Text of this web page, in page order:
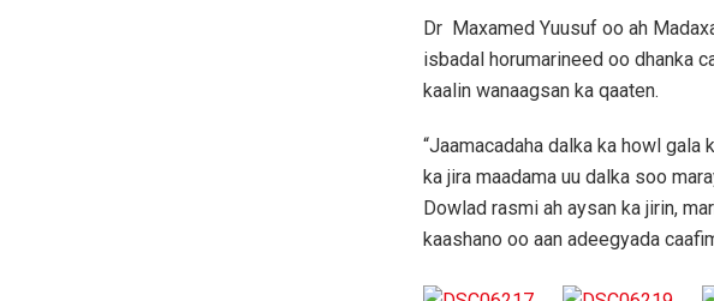
Dr Maxamed Yuusuf oo ah
isbadal horumarineed oo dhanka
kaalin wanaagsan ka qaaten.
“Jaamacadaha dalka ka howl
ka jira maadama uu dalka soo
Dowlad rasmi ah aysan ka jirin,
kaashano oo aan adeegyada